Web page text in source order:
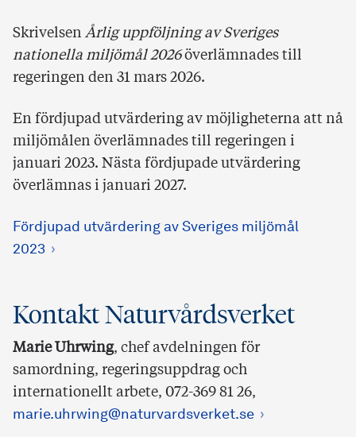
Skrivelsen Årlig uppföljning av Sveriges
nationella miljömål 2026överlämnades till
regeringen den 31 mars 2026.
En fördjupad utvärdering av möjligheterna att nå
miljömålen överlämnades till regeringen i
januari 2023. Nästa fördjupade utvärdering
överlämnas i januari 2027.
Fördjupad utvärdering av Sveriges miljömål
2023
Kontakt Naturvårdsverket
Marie Uhrwing, chef avdelningen för
samordning, regeringsuppdrag och
internationellt arbete, 072-369 81 26,
marie.uhrwing@naturvardsverket.se